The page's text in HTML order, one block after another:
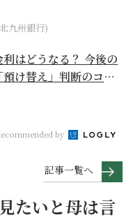
九州銀行)
はどうなる？ 今後の
預け替え」判断のコツ
by
記事一覧へ
たいと母は言